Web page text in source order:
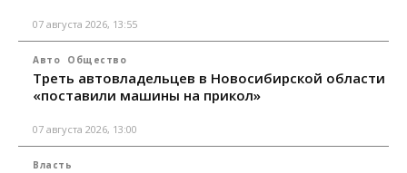
07 августа 2026, 13:55
Авто Общество
Треть автовладельцев в Новосибирской области
«поставили машины на прикол»
07 августа 2026, 13:00
Власть